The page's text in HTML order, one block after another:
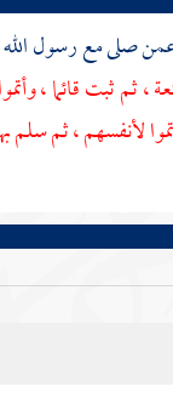
صلى مع رسول الله
ثبت قائما ،
لأنفسهم ، ثم سلم